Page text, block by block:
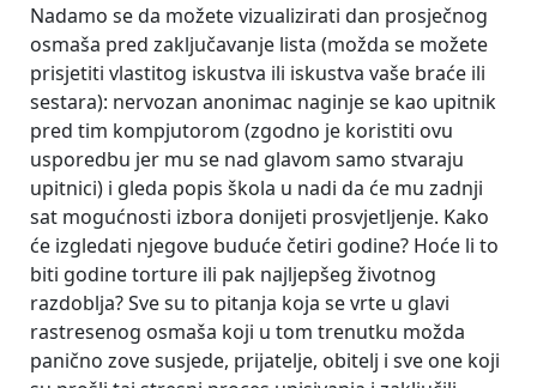
Nadamo se da možete vizualizirati dan prosječnog
osmaša pred zaključavanje lista (možda se možete
prisjetiti vlastitog iskustva ili iskustva vaše braće ili
sestara): nervozan anonimac naginje se kao upitnik
pred tim kompjutorom (zgodno je koristiti ovu
usporedbu jer mu se nad glavom samo stvaraju
upitnici) i gleda popis škola u nadi da će mu zadnji
sat mogućnosti izbora donijeti prosvjetljenje. Kako
će izgledati njegove buduće četiri godine? Hoće li to
biti godine torture ili pak najljepšeg životnog
razdoblja? Sve su to pitanja koja se vrte u glavi
rastresenog osmaša koji u tom trenutku možda
panično zove susjede, prijatelje, obitelj i sve one koji